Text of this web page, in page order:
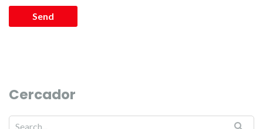
Cercador